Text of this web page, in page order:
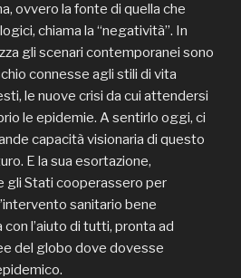
ovvero la fonte di quella che
chiama la “negatività”. In
gli scenari contemporanei sono
connesse agli stili di vita
le nuove crisi da cui attendersi
le epidemie. A sentirlo oggi, ci
capacità visionaria di questo
E la sua esortazione,
gli Stati cooperassero per
sanitario bene
l’aiuto di tutti, pronta ad
del globo dove dovesse